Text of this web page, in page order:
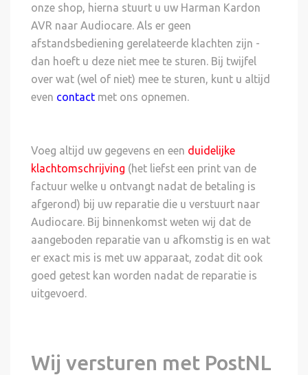
onze shop, hierna stuurt u uw Harman Kardon
AVR naar Audiocare. Als er geen
afstandsbediening gerelateerde klachten zijn -
dan hoeft u deze niet mee te sturen. Bij twijfel
over wat (wel of niet) mee te sturen, kunt u altijd
even contact met ons opnemen.
Voeg altijd uw gegevens en een duidelijke
klachtomschrijving (het liefst een print van de
factuur welke u ontvangt nadat de betaling is
afgerond) bij uw reparatie die u verstuurt naar
Audiocare. Bij binnenkomst weten wij dat de
aangeboden reparatie van u afkomstig is en wat
er exact mis is met uw apparaat, zodat dit ook
goed getest kan worden nadat de reparatie is
uitgevoerd.
Wij versturen met PostNL